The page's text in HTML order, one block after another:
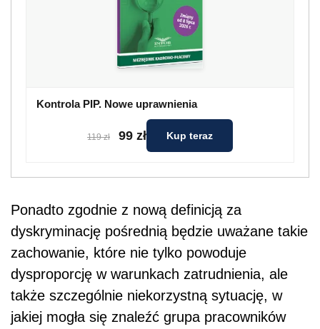
Kontrola PIP. Nowe uprawnienia
119 zł 99 zł Kup teraz
Ponadto zgodnie z nową definicją za
dyskryminację pośrednią będzie uważane takie
zachowanie, które nie tylko powoduje
dysproporcję w warunkach zatrudnienia, ale
także szczególnie niekorzystną sytuację, w
jakiej mogła się znaleźć grupa pracowników